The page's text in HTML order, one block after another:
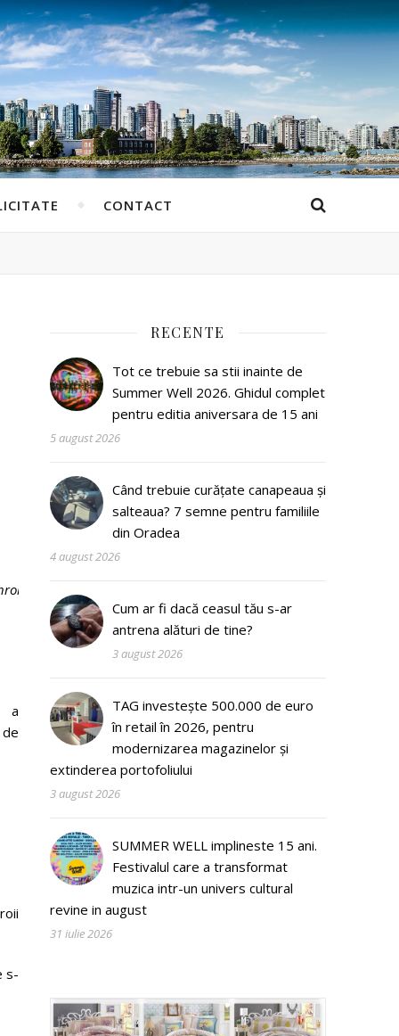
CONTACT
a
s-
RECENTE
Tot ce trebuie sa stii inainte de
Summer Well 2026. Ghidul complet
pentru editia aniversara de 15 ani
5 august 2026
Când trebuie curățate canapeaua și
salteaua? 7 semne pentru familiile
din Oradea
4 august 2026
Cum ar fi dacă ceasul tău s-ar
antrena alături de tine?
3 august 2026
TAG investește 500.000 de euro
în retail în 2026, pentru
modernizarea magazinelor și
extinderea portofoliului
3 august 2026
SUMMER WELL implineste 15 ani.
Festivalul care a transformat
muzica intr-un univers cultural
revine in august
31 iulie 2026